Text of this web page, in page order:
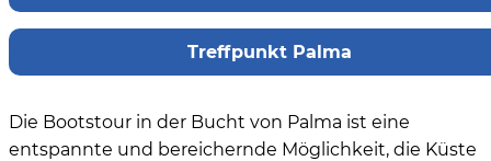
Treffpunkt Palma
Die Bootstour in der Bucht von Palma ist eine
entspannte und bereichernde Möglichkeit, die Küste